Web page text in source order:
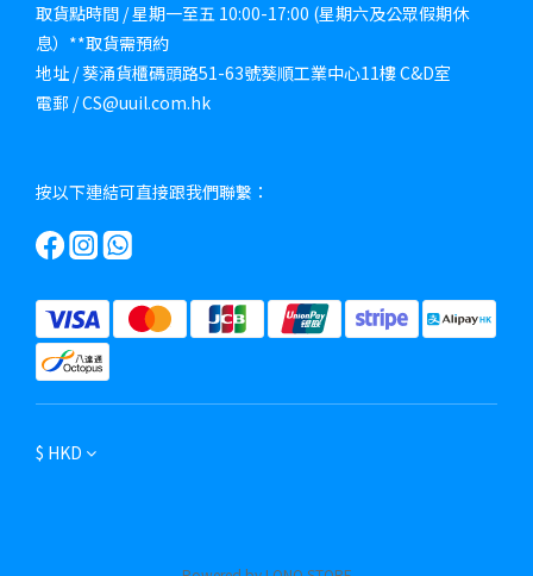
取貨點時間 / 星期一至五 10:00-17:00 (星期六及公眾假期休
息）**取貨需預約
地址 / 葵涌貨櫃碼頭路51-63號葵順工業中心11樓 C&D室
電郵 / CS@uuil.com.hk
按以下連結可直接跟我們聯繫：
$ HKD